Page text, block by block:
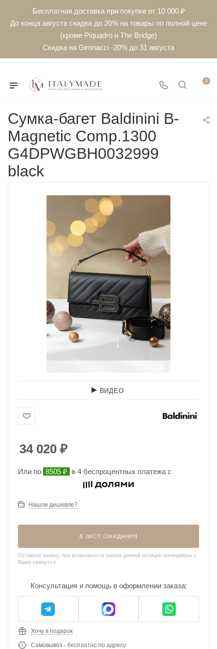
Бесплатная доставка при покупке от 10 000 ₽
До конца августа скидка до 20% на товары по полной цене
(кроме Piquadro и The Bridge)
Скидка на Gironacci -20% до 31 августа
0
Сумка-багет Baldinini B-
Magnetic Comp.1300
G4DPWGBH0032999
black
ВИДЕО
34 020 ₽
Или по 8505 ₽ в 4 беспроцентных платежа с
Нашли дешевле?
В ЛИСТ ОЖИДАНИЯ
Оставьте заявку, при возможности заказа данной позиции менеджеры с
Вами свяжутся
Консультация и помощь в оформлении заказа:
Хочу в подарок
Самовывоз - бесплатно по адресу: